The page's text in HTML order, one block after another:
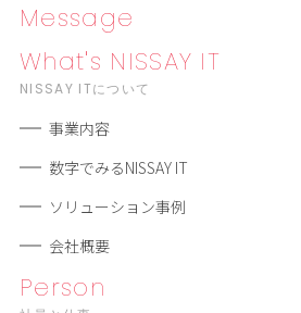
Message
What's NISSAY IT
NISSAY ITについて
事業内容
数字でみるNISSAY IT
ソリューション事例
会社概要
Person